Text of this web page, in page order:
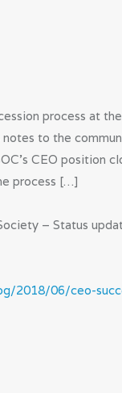
process at
to the
CEO position
process […]
– Status
2018/06/ceo-